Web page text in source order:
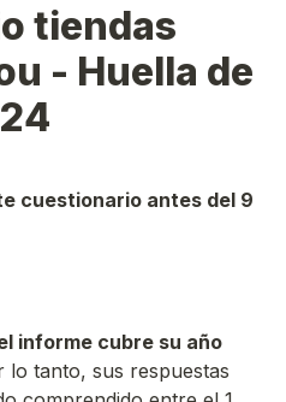
tiendas
- Huella de
cuestionario antes del 9
informe cubre su año
lo tanto, sus respuestas